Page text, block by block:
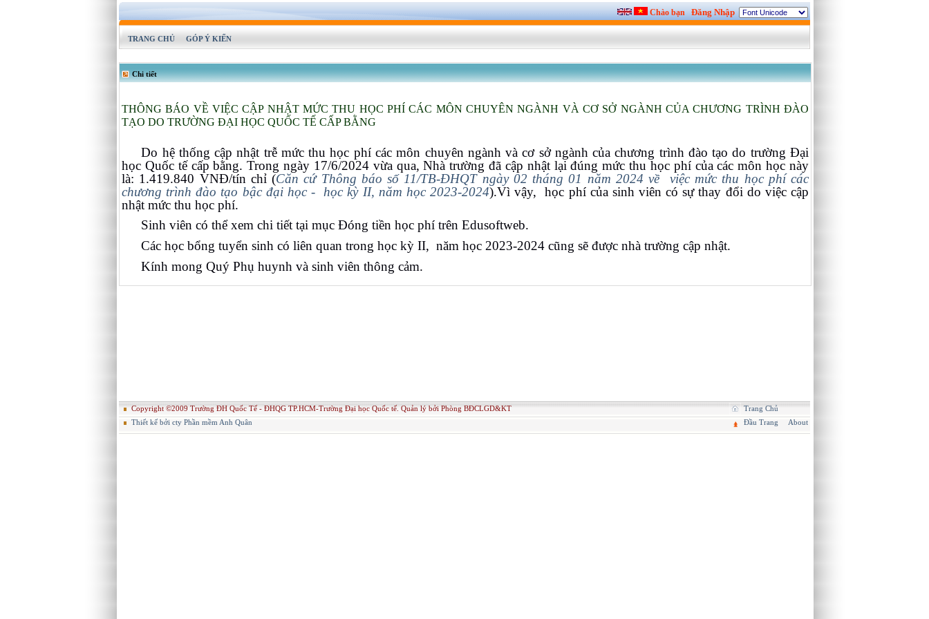
Chào bạn Đăng Nhập
TRANG CHỦ GÓP Ý KIẾN
Chi tiết
THÔNG BÁO VỀ VIỆC CẬP NHẬT MỨC THU HỌC PHÍ CÁC MÔN CHUYÊN NGÀNH VÀ CƠ SỞ NGÀNH CỦA CHƯƠNG TRÌNH ĐÀO
TẠO DO TRƯỜNG ĐẠI HỌC QUỐC TẾ CẤP BẰNG
Do hệ thống cập nhật trễ mức thu học phí các môn chuyên ngành và cơ sở ngành của chương trình đào tạo do trường Đại
học Quốc tế cấp bằng. Trong ngày 17/6/2024 vừa qua, Nhà trường đã cập nhật lại đúng mức thu học phí của các môn học này
là: 1.419.840 VNĐ/tín chỉ (Căn cứ Thông báo số 11/TB-ĐHQT ngày 02 tháng 01 năm 2024 về
việc mức thu học phí các
chương trình đào tạo bậc đại học -
học kỳ II, năm học 2023-2024).Vì vậy,
học phí của sinh viên có sự thay đổi do việc cập
nhật mức thu học phí.
Sinh viên có thể xem chi tiết tại mục Đóng tiền học phí trên Edusoftweb.
Các học bổng tuyển sinh có liên quan trong học kỳ II, năm học 2023-2024 cũng sẽ được nhà trường cập nhật.
Kính mong Quý Phụ huynh và sinh viên thông cảm.
Copyright ©2009 Trường ĐH Quốc Tế - ĐHQG TP.HCM-Trường Đại học Quốc tế. Quản lý bởi Phòng BĐCLGD&KT
Trang Chủ
Thiết kế bởi cty Phần mềm Anh Quân
Đầu Trang About